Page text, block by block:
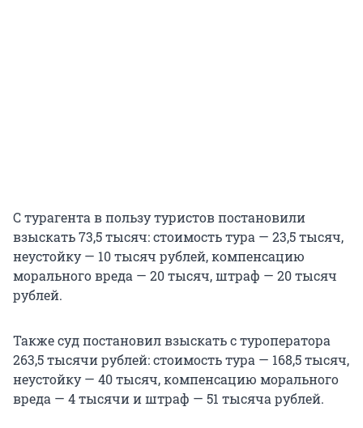
С турагента в пользу туристов постановили
взыскать 73,5 тысяч: стоимость тура — 23,5 тысяч,
неустойку — 10 тысяч рублей, компенсацию
морального вреда — 20 тысяч, штраф — 20 тысяч
рублей.
Также суд постановил взыскать с туроператора
263,5 тысячи рублей: стоимость тура — 168,5 тысяч,
неустойку — 40 тысяч, компенсацию морального
вреда — 4 тысячи и штраф — 51 тысяча рублей.